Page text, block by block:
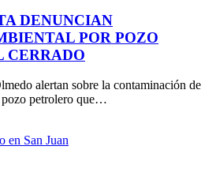
DENUNCIAN
POR POZO
CERRADO
alertan sobre la contaminación de
pozo petrolero que…